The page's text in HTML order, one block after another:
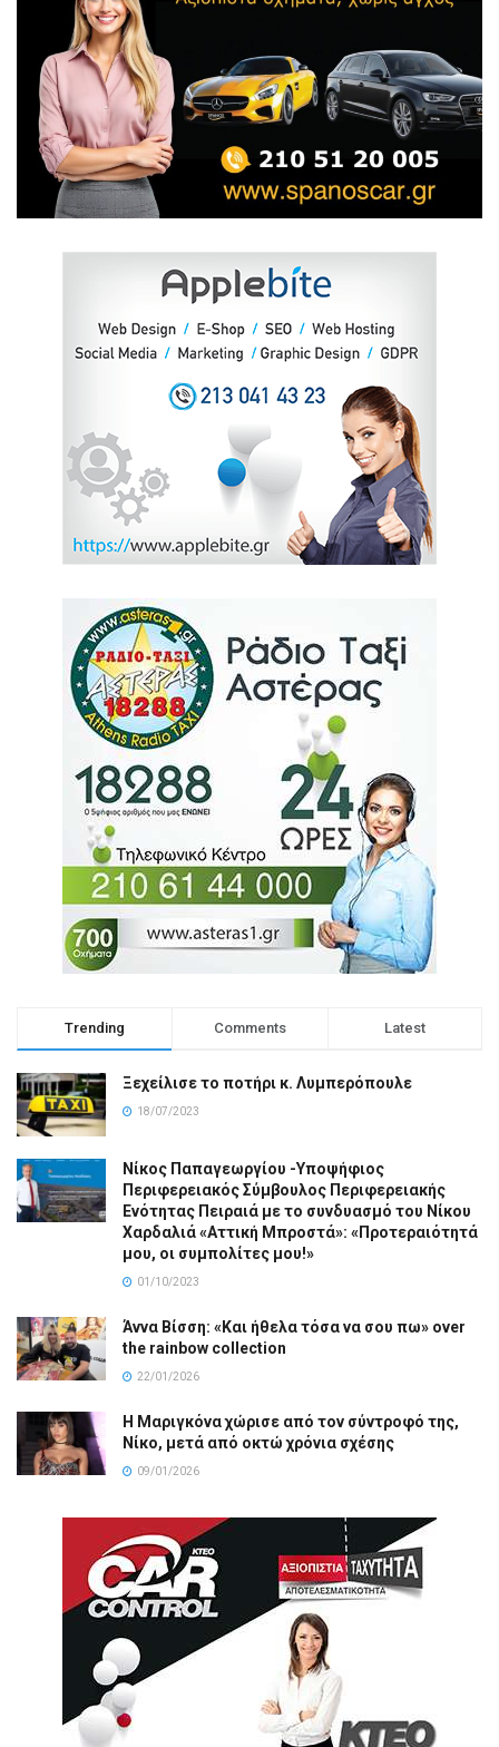
Trending Comments Latest
Ξεχείλισε το ποτήρι κ. Λυμπερόπουλε
18/07/2023
Νίκος Παπαγεωργίου -Υποψήφιος
Περιφερειακός Σύμβουλος Περιφερειακής
Ενότητας Πειραιά με το συνδυασμό του Νίκου
Χαρδαλιά «Αττική Μπροστά»: «Προτεραιότητά
μου, οι συμπολίτες μου!»
01/10/2023
Άννα Βίσση: «Και ήθελα τόσα να σου πω» over
the rainbow collection
22/01/2026
Η Μαριγκόνα χώρισε από τον σύντροφό της,
Νίκο, μετά από οκτώ χρόνια σχέσης
09/01/2026